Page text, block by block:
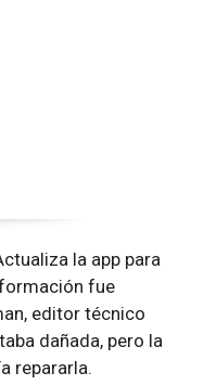
la app para
fue
editor técnico
dañada, pero la
repararla.